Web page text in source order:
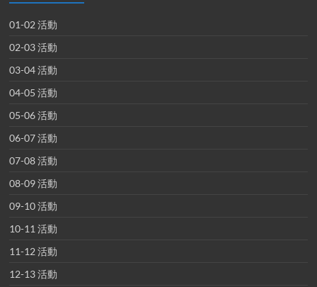
01-02 活動
02-03 活動
03-04 活動
04-05 活動
05-06 活動
06-07 活動
07-08 活動
08-09 活動
09-10 活動
10-11 活動
11-12 活動
12-13 活動